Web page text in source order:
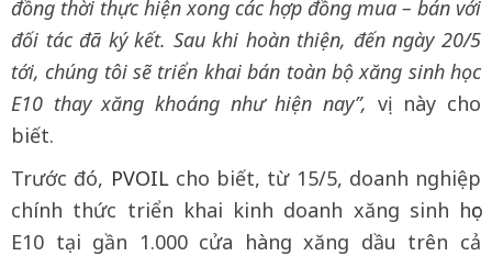
đồng thời thực hiện xong các hợp đồng mua – bán với
đối tác đã ký kết. Sau khi hoàn thiện, đến ngày 20/5
tới, chúng tôi sẽ triển khai bán toàn bộ xăng sinh học
E10 thay xăng khoáng như hiện nay”, vị này cho
biết.
Trước đó, PVOILcho biết, từ 15/5, doanh nghiệp
chính thức triển khai kinh doanh xăng sinh học
E10 tại gần 1.000 cửa hàng xăng dầu trên cả